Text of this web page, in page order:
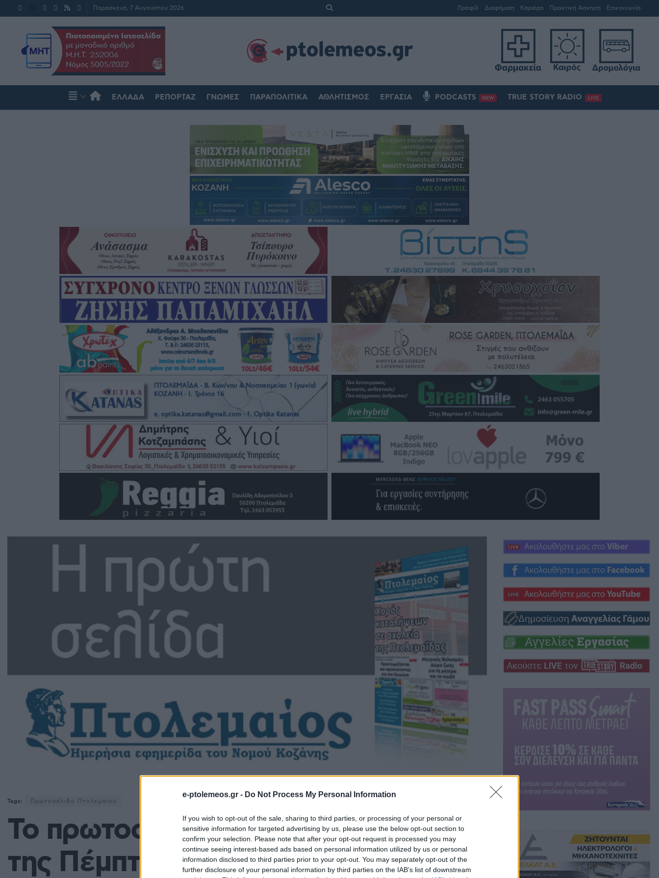
e-ptolemeos.gr - Do Not Process My Personal Information
If you wish to opt-out of the sale, sharing to third parties, or processing of your personal or
sensitive information for targeted advertising by us, please use the below opt-out section to
confirm your selection. Please note that after your opt-out request is processed you may
continue seeing interest-based ads based on personal information utilized by us or personal
information disclosed to third parties prior to your opt-out. You may separately opt-out of the
further disclosure of your personal information by third parties on the IAB’s list of downstream
Παρασκευή, 7 Αυγούστου 2026 Προφίλ Διαφήμιση Καριέρα Πρακτική Άσκηση Επικοινωνία
ΕΛΛΆΔΑ ΡΕΠΟΡΤΆΖ ΓΝΏΜΕΣ ΠΑΡΑΠΟΛΙΤΙΚΆ ΑΘΛΗΤΙΣΜΌΣ ΕΡΓΑΣΊΑ PODCASTS NEW TRUE STORY RADIO LIVE
Tags: Πρωτοσέλιδο Πτολεμαίου
Το πρωτοσέλιδο του ΠΤΟΛΕΜΑΙΟΥ
της Πέμπτης 17/6